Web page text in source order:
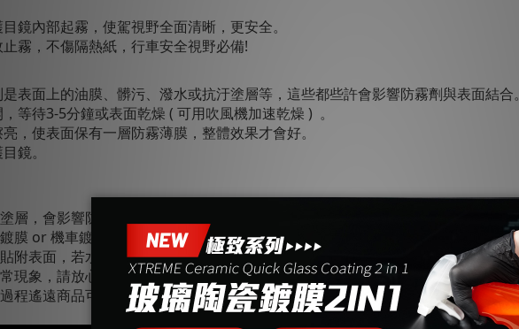
鏡內部起霧，使駕視野全面清晰，更安全。
霧，不傷隔熱紙，行車安全視野必備!
表面上的油膜、髒污、潑水或抗汙塗層等，這些都些許會影響防霧劑與表面結合。
等待3-5分鐘或表面乾燥 ( 可用吹風機加速乾燥 ) 。
，使表面保有一層防霧薄膜，整體效果才會好。
鏡。
層，會影響防霧劑附著，使用前請先測試
膜 or 機車鍍膜】來達到撥水效果
附表面，若水氣過多請使用鍍膜產品來達到撥水效果。
現象，請放心使用。
程遙遠商品可能稍有形變，在不影響使用、非破損情況，皆不屬商品瑕疵範圍。